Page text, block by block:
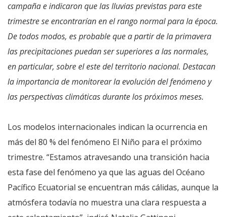
campaña e indicaron que las lluvias previstas para este
trimestre se encontrarían en el rango normal para la época.
De todos modos, es probable que a partir de la primavera
las precipitaciones puedan ser superiores a las normales,
en particular, sobre el este del territorio nacional. Destacan
la importancia de monitorear la evolución del fenómeno y
las perspectivas climáticas durante los próximos meses.
Los modelos internacionales indican la ocurrencia en
más del 80 % del fenómeno El Niño para el próximo
trimestre. “Estamos atravesando una transición hacia
esta fase del fenómeno ya que las aguas del Océano
Pacífico Ecuatorial se encuentran más cálidas, aunque la
atmósfera todavía no muestra una clara respuesta a